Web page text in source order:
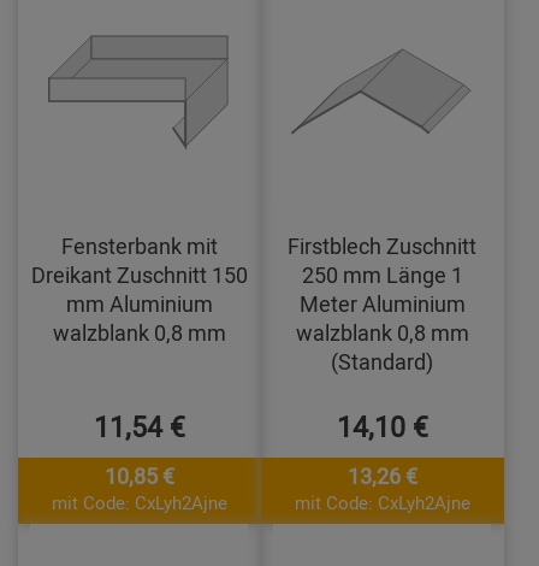
Fensterbank mit
Dreikant Zuschnitt 150
mm Aluminium
walzblank 0,8 mm
11,54 €
10,85 €
mit Code: CxLyh2Ajne
Firstblech Zuschnitt
250 mm Länge 1
Meter Aluminium
walzblank 0,8 mm
(Standard)
14,10 €
13,26 €
mit Code: CxLyh2Ajne